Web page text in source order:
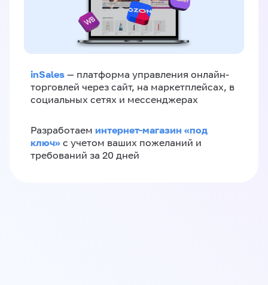
inSales — платформа управления онлайн-
торговлей через сайт, на маркетплейсах, в
социальных сетях и мессенджерах
Разработаем интернет-магазин «‎под
ключ»‎ с учетом ваших пожеланий и
требований за 20 дней